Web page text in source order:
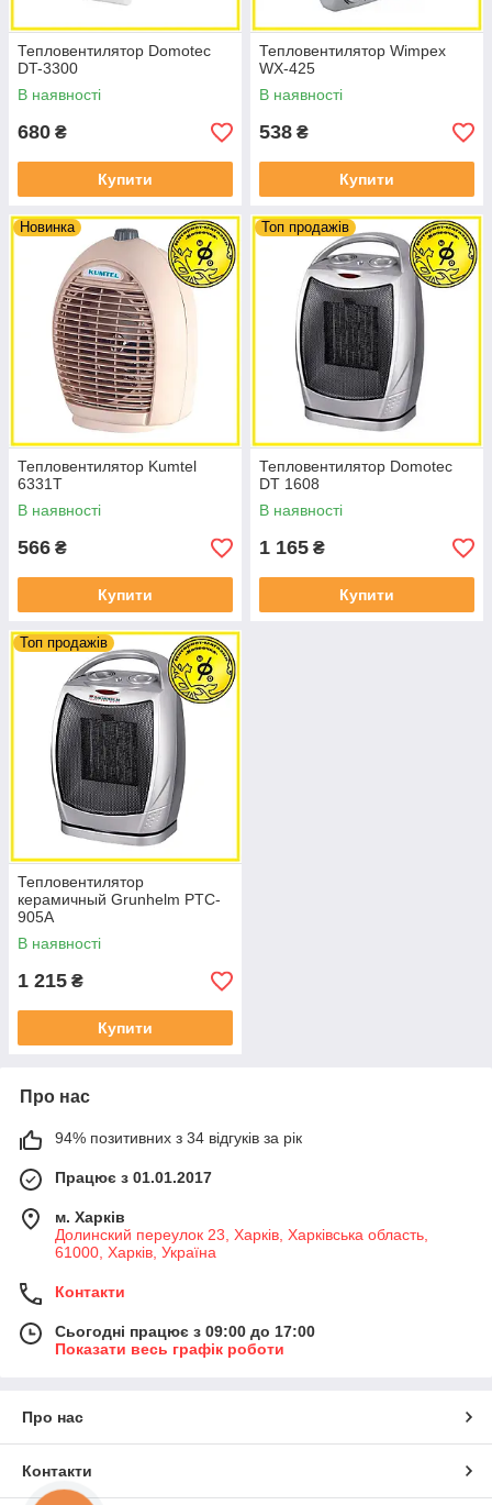
Тепловентилятор Domotec
DT-3300
В наявності
680 ₴
Купити
Тепловентилятор Wimpex
WX-425
В наявності
538 ₴
Купити
Новинка
Тепловентилятор Kumtel
6331T
В наявності
566 ₴
Купити
Топ продажів
Тепловентилятор Domotec
DT 1608
В наявності
1 165 ₴
Купити
Топ продажів
Тепловентилятор
керамичный Grunhelm PTC-
905A
В наявності
1 215 ₴
Купити
Про нас
94% позитивних з 34 відгуків за рік
Працює з 01.01.2017
м. Харків
Долинский переулок 23, Харків, Харківська область,
61000, Харків, Україна
Контакти
Сьогодні працює з 09:00 до 17:00
Показати весь графік роботи
Про нас
Контакти